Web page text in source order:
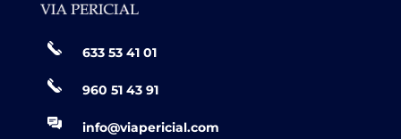
633 53 41 01
960 51 43 91
info@viapericial.com